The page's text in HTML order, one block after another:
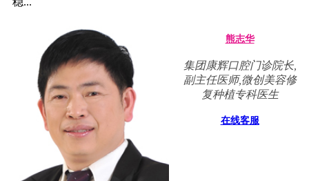
熊志华
集团康辉口腔门诊院长,
副主任医师,微创美容修
复种植专科医生
在线客服